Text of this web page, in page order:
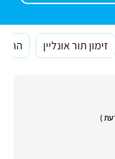
זימון תור אונליין